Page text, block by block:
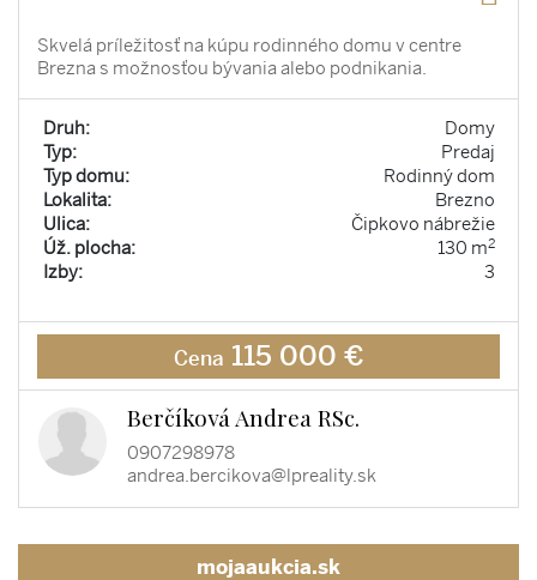
Skvelá príležitosť na kúpu rodinného domu v centre
Brezna s možnosťou bývania alebo podnikania.
Druh:
Domy
Typ:
Predaj
Typ domu:
Rodinný dom
Lokalita:
Brezno
Ulica:
Čipkovo nábrežie
Úž. plocha:
130 m2
Izby: 3
Cena 115 000 €
Berčíková Andrea RSc.
0907298978
andrea.bercikova@lpreality.sk
mojaaukcia.sk